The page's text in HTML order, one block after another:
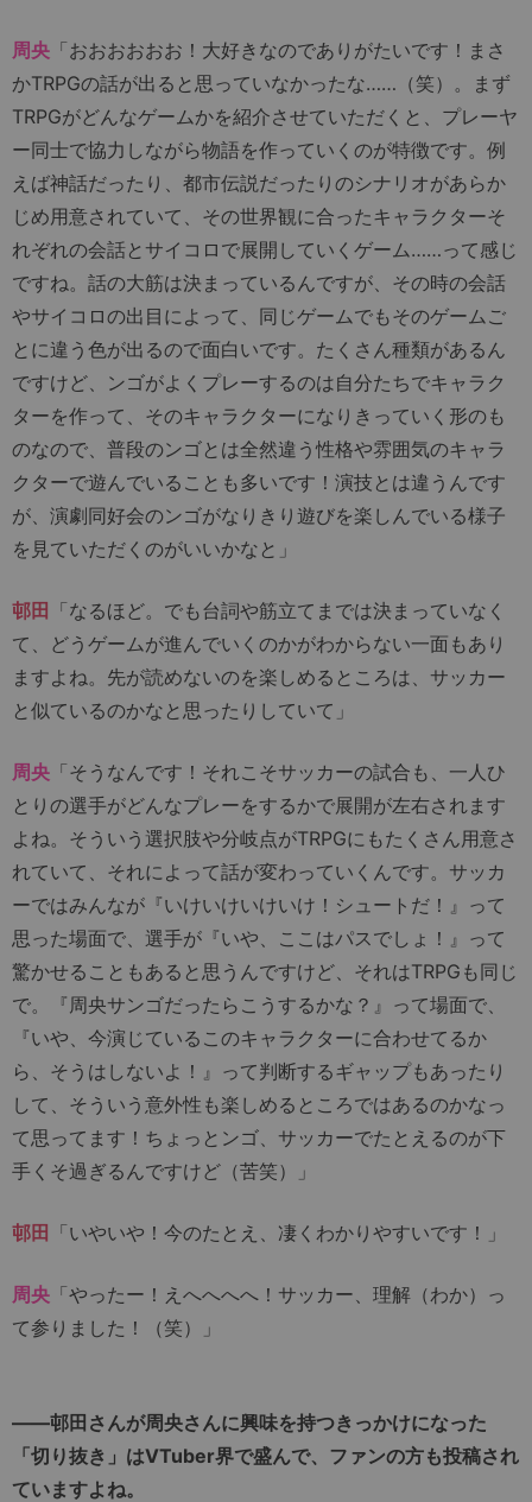
周央 「おおおおおお！大好きなのでありがたいです！まさ
かTRPGの話が出ると思っていなかったな……（笑）。まず
TRPGがどんなゲームかを紹介させていただくと、プレーヤ
ー同士で協力しながら物語を作っていくのが特徴です。例
えば神話だったり、都市伝説だったりのシナリオがあらか
じめ用意されていて、その世界観に合ったキャラクターそ
れぞれの会話とサイコロで展開していくゲーム……って感じ
ですね。話の大筋は決まっているんですが、その時の会話
やサイコロの出目によって、同じゲームでもそのゲームご
とに違う色が出るので面白いです。たくさん種類があるん
ですけど、ンゴがよくプレーするのは自分たちでキャラク
ターを作って、そのキャラクターになりきっていく形のも
のなので、普段のンゴとは全然違う性格や雰囲気のキャラ
クターで遊んでいることも多いです！演技とは違うんです
が、演劇同好会のンゴがなりきり遊びを楽しんでいる様子
を見ていただくのがいいかなと」
邨田 「なるほど。でも台詞や筋立てまでは決まっていなく
て、どうゲームが進んでいくのかがわからない一面もあり
ますよね。先が読めないのを楽しめるところは、サッカー
と似ているのかなと思ったりしていて」
周央 「そうなんです！それこそサッカーの試合も、一人ひ
とりの選手がどんなプレーをするかで展開が左右されます
よね。そういう選択肢や分岐点がTRPGにもたくさん用意さ
れていて、それによって話が変わっていくんです。サッカ
ーではみんなが『いけいけいけいけ！シュートだ！』って
思った場面で、選手が『いや、ここはパスでしょ！』って
驚かせることもあると思うんですけど、それはTRPGも同じ
で。『周央サンゴだったらこうするかな？』って場面で、
『いや、今演じているこのキャラクターに合わせてるか
ら、そうはしないよ！』って判断するギャップもあったり
して、そういう意外性も楽しめるところではあるのかなっ
て思ってます！ちょっとンゴ、サッカーでたとえるのが下
手くそ過ぎるんですけど（苦笑）」
邨田 「いやいや！今のたとえ、凄くわかりやすいです！」
周央 「やったー！えへへへへ！サッカー、理解（わか）っ
て参りました！（笑）」
――邨田さんが周央さんに興味を持つきっかけになった
「切り抜き」はVTuber界で盛んで、ファンの方も投稿され
ていますよね。